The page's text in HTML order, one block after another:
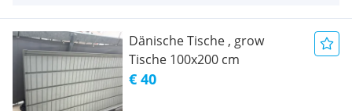
Dänische Tische , grow
Tische 100x200 cm
€ 40